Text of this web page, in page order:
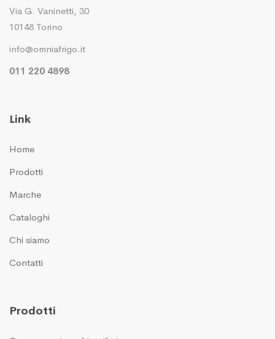
Via G. Vaninetti, 30
10148 Torino
info@omniafrigo.it
011 220 4898
Link
Home
Prodotti
Marche
Cataloghi
Chi siamo
Contatti
Prodotti